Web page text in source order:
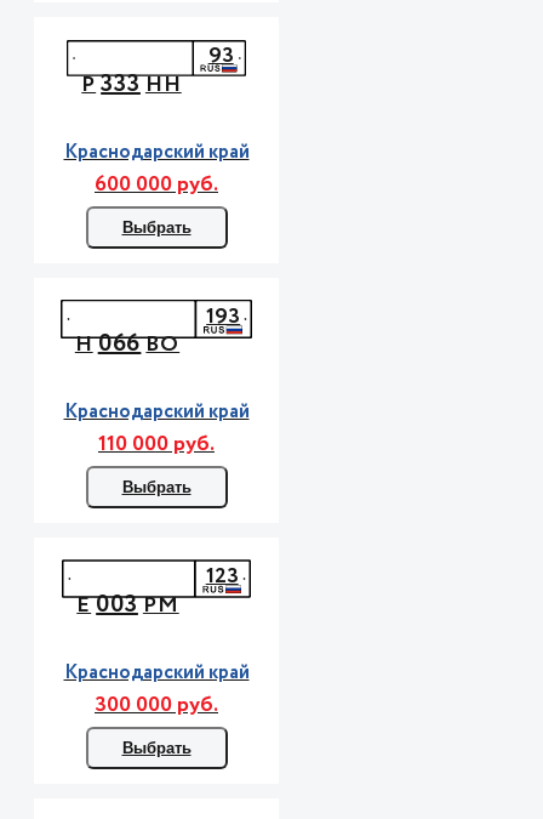
Р333НН
93
Краснодарский край
600 000 руб.
Выбрать
Н066ВО
193
Краснодарский край
110 000 руб.
Выбрать
Е003РМ
123
Краснодарский край
300 000 руб.
Выбрать